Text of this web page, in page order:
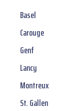
Basel
Carouge
Genf
Lancy
Montreux
St. Gallen